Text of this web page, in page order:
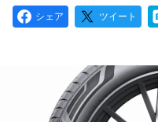
シェア ツイート